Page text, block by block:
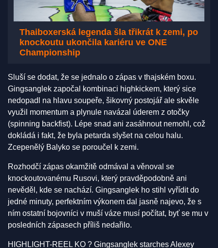
Thaiboxerská legenda šla třikrát k zemi, po
knockoutu ukončila kariéru ve ONE
Championship
Sluší se dodat, že se jednalo o zápas v thajském boxu.
Gingsanglek započal kombinaci highkickem, který sice
nedopadl na hlavu soupeře, šikovný postojář ale skvěle
využil momentum a plynule navázal úderem z otočky
(spinning backfist). Lépe snad ani zasáhnout nemohl, což
dokládá i fakt, že byla petarda slyšet na celou halu.
Zcepenělý Balyko se poroučel k zemi.
Rozhodčí zápas okamžitě odmával a věnoval se
knockoutovanému Rusovi, který pravděpodobně ani
nevěděl, kde se nachází. Gingsanglek ho stihl vyřídit do
jedné minuty, perfektním výkonem dal jasně najevo, že s
ním ostatní bojovníci v muší váze musí počítat, byť se mu v
posledních zápasech příliš nedařilo.
HIGHLIGHT-REEL KO ?️ Gingsanglek starches Alexey